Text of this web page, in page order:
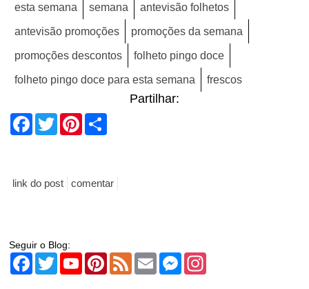
esta semana semana antevisão folhetos
antevisão promoções promoções da semana
promoções descontos folheto pingo doce
folheto pingo doce para esta semana frescos
Partilhar:
Facebook
TwitterPinterest
link do post comentar
Seguir o Blog:
Facebook
TwitterYouTubePinterest
Feed Email Messenger